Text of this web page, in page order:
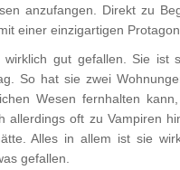
anzufangen. Direkt zu
einer einzigartigen
gut gefallen. Sie ist
So hat sie zwei
Wesen fernhalten
allerdings oft zu Vampiren
Alles in allem ist sie
gefallen.